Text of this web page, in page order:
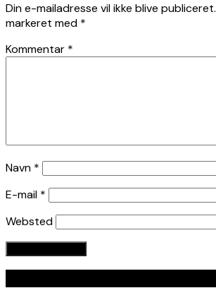
Din e-mailadresse vil ikke blive publiceret.
markeret med *
Kommentar *
Navn *
E-mail *
Websted